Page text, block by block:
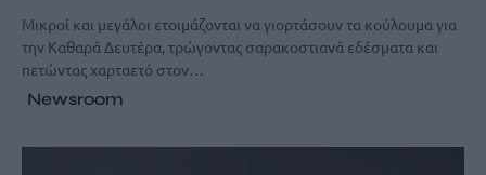
Μικροί και μεγάλοι ετοιμάζονται να γιορτάσουν τα κούλουμα για
την Καθαρά Δευτέρα, τρώγοντας σαρακοστιανά εδέσματα και
πετώντας χαρταετό στον…
Newsroom